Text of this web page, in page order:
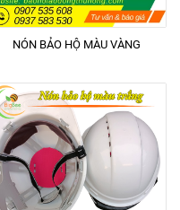
NÓN BẢO HỘ MÀU VÀNG